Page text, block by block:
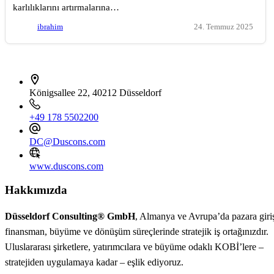
karlılıklarını artırmalarına…
ibrahim 24. Temmuz 2025
Königsallee 22, 40212 Düsseldorf
+49 178 5502200
DC@Duscons.com
www.duscons.com
Hakkımızda
Düsseldorf Consulting® GmbH, Almanya ve Avrupa’da pazara
finansman, büyüme ve dönüşüm süreçlerinde stratejik iş ortağınızdır.
Uluslararası şirketlere, yatırımcılara ve büyüme odaklı KOBİ’lere –
stratejiden uygulamaya kadar – eşlik ediyoruz.